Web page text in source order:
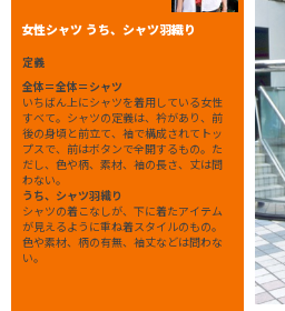
女性シャツ うち、シャツ羽織り
定義
全体＝全体＝シャツ
いちばん上にシャツを着用している女性
すべて。シャツの定義は、衿があり、前
後の身頃と前立て、袖で構成されてトッ
プスで、前はボタンで全開するもの。た
だし、色や柄、素材、袖の長さ、丈は問
わない。
うち、シャツ羽織り
シャツの着こなしが、下に着たアイテム
が見えるように重ね着スタイルのもの。
色や素材、柄の有無、袖丈などは問わな
い。